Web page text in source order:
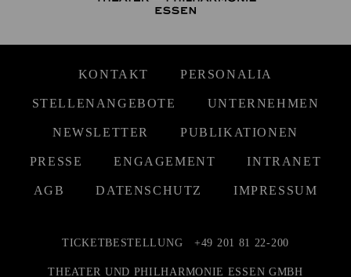
KONTAKT PERSONALIA
STELLENANGEBOTE UNTERNEHMEN
NEWSLETTER PUBLIKATIONEN
PRESSE ENGAGEMENT INTRANET
AGB DATENSCHUTZ IMPRESSUM
TICKETBESTELLUNG +49 201 81 22-200
THEATER UND PHILHARMONIE ESSEN GMBH